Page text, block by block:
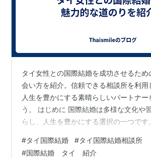
タイ女性との国際結婚を成功させるため
会い方を紹介。信頼できる相談所を利用
人生を豊かにする素晴らしいパートナー
う。 はじめに 国際結婚は多様な文化や
らし、人生を豊かにする選択の一つです
います。このブログでは、タイ女性との
#タイ国際結婚 #タイ国際結婚相談所
#国際結婚 タイ 紹介